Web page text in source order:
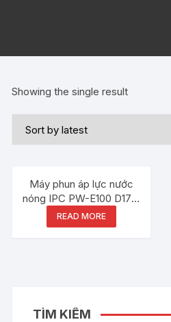
Showing the single result
Máy phun áp lực nước
nóng IPC PW-E100 D1712
P36 T
READ MORE
TÌM KIẾM